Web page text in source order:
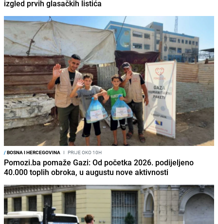
izgled prvih glasačkih listića
/BOSNA I HERCEGOVINA I PRIJE OKO 10H
Pomozi.ba pomaže Gazi: Od početka 2026. podijeljeno
40.000 toplih obroka, u augustu nove aktivnosti